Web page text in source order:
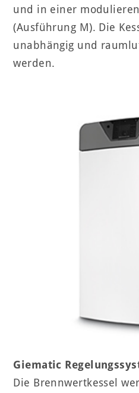
und in einer
(Ausführung M). Die
unabhängig und
werden.
Giematic
Die Brennwertkessel